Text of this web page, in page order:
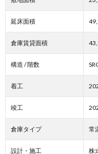
延床面積
倉庫賃貸面積
構造 / 階数
着工
竣工
倉庫タイプ 常
設計・施工 株